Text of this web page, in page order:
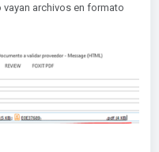
archivos en formato